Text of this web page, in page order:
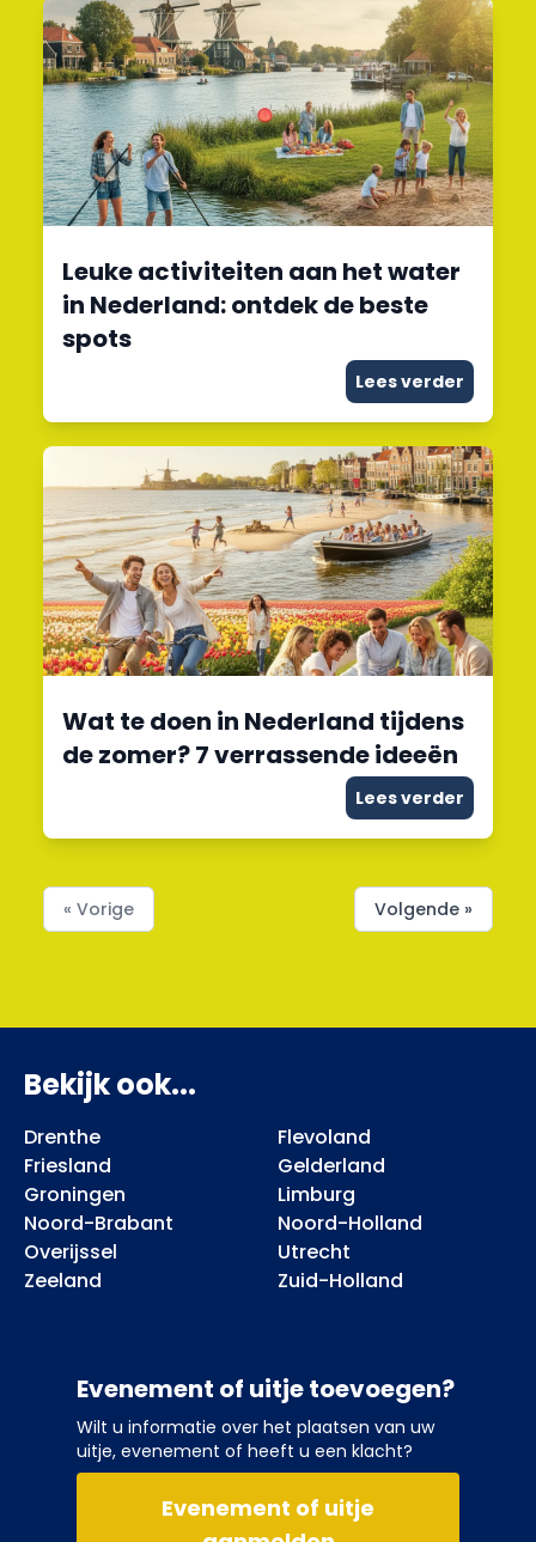
Leuke activiteiten aan het water
in Nederland: ontdek de beste
spots
Lees verder
Wat te doen in Nederland tijdens
de zomer? 7 verrassende ideeën
Lees verder
« Vorige Volgende »
Bekijk ook...
Drenthe
Flevoland
Friesland
Gelderland
Groningen
Limburg
Noord-Brabant
Noord-Holland
Overijssel
Utrecht
Zeeland
Zuid-Holland
Evenement of uitje toevoegen?
Wilt u informatie over het plaatsen van uw
uitje, evenement of heeft u een klacht?
Evenement of uitje